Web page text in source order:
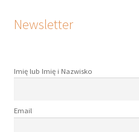
Newsletter
Imię lub Imię i Nazwisko
Email